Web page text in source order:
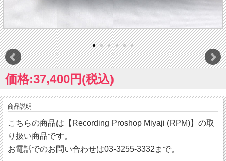
価格:37,400円(税込)
商品説明
こちらの商品は【Recording Proshop Miyaji (RPM)】の取
り扱い商品です。
お電話でのお問い合わせは03-3255-3332まで。